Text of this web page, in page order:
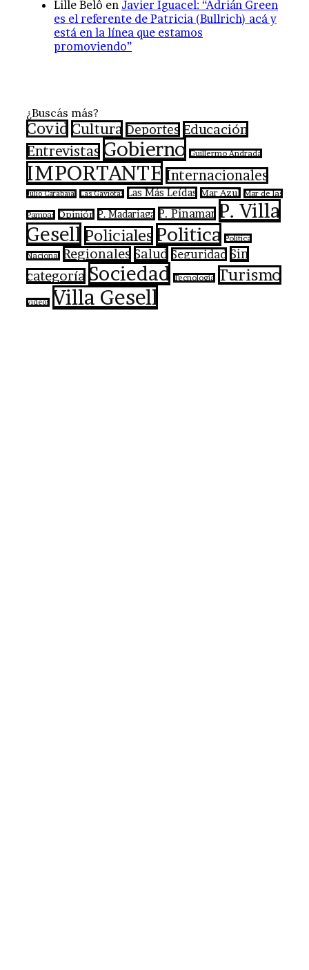
Lille Belô en Javier Iguacel: “Adrián Green
es el referente de Patricia (Bullrich) acá y
está en la línea que estamos
promoviendo”
¿Buscás más?
Covid Cultura Deportes Educación
Entrevistas Gobierno Guillermo Andrada
IMPORTANTE Internacionales
Julio Carabajal Las Gaviotas Las Más Leídas Mar Azul Mar de las
Pampas Opinión P. Madariaga P. Pinamar P. Villa
Gesell Policiales Politica
Política
Nacional
Regionales Salud Seguridad Sin
categoría Sociedad Tecnologia Turismo
Videos Villa Gesell